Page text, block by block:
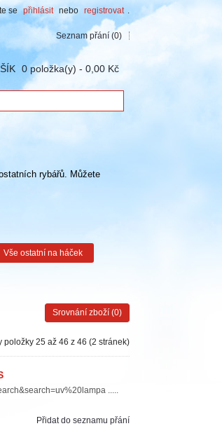
se přihlásit nebo registrovat .
Seznam přání (0)
0 položka(y) - 0,00 Kč
rybářů. Můžete
Vše ostatní na háček
Srovnání zboží (0)
položky 25 až 46 z 46 (2 stránek)
.....
Přidat do seznamu přání